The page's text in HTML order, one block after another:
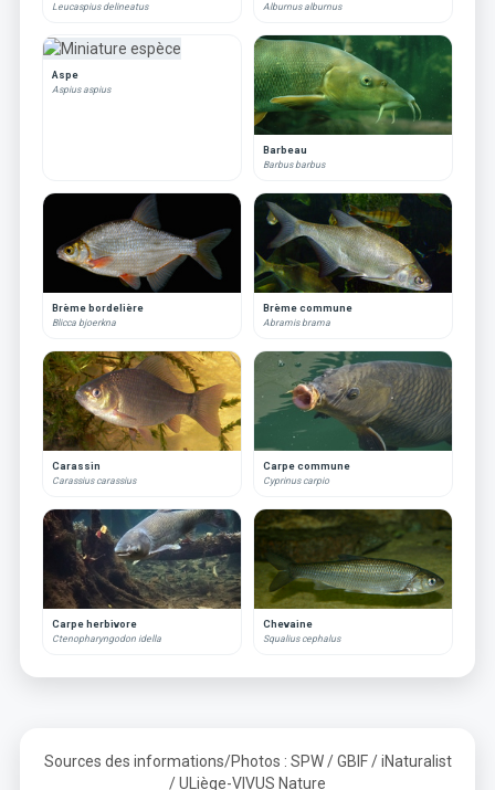
Leucaspius delineatus Alburnus alburnus
Aspe
Aspius aspius
Barbeau
Barbus barbus
Brème bordelière
Blicca bjoerkna
Brème commune
Abramis brama
Carassin
Carassius carassius
Carpe commune
Cyprinus carpio
Carpe herbivore
Ctenopharyngodon idella
Chevaine
Squalius cephalus
Sources des informations/Photos : SPW / GBIF / iNaturalist
/ ULiège-VIVUS Nature